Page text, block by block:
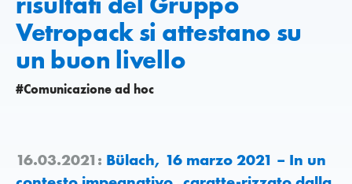
Vetropack si attestano su
un buon livello
#Comunicazione ad hoc
16.03.2021: Bülach, 16 marzo 2021 – In un